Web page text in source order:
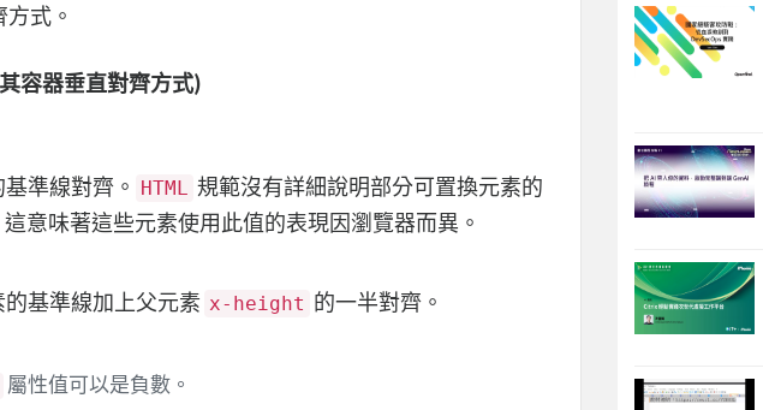
式。
容器垂直對齊方式)
準線對齊。 HTML
規範沒有詳細說明部分可置換元素的
這意味著這些元素使用此值的表現因瀏覽器而異。
基準線加上父元素 x-height 的一半對齊。
屬性值可以是負數。